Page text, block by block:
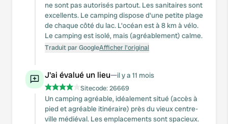
ne sont pas autorisés partout. Les sanitaires sont
excellents. Le camping dispose d'une petite plage
de chaque côté du lac. L'océan est à 8 km à vélo.
Le camping est isolé, mais (agréablement) calme.
Traduit par GoogleAfficher l'original
J'ai évalué un lieu—il y a 11 mois
Sitecode:26669
Un camping agréable, idéalement situé (accès à
pied et agréable itinéraire) près du vieux centre-
ville médiéval. Les emplacements sont spacieux.